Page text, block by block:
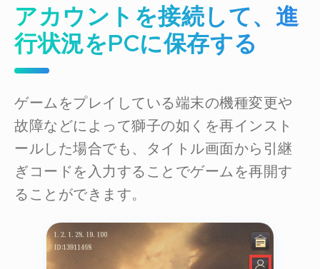
アカウントを接続して、進
行状況をPCに保存する
ゲームをプレイしている端末の機種変更や
故障などによって獅子の如くを再インスト
ールした場合でも、タイトル画面から引継
ぎコードを入力することでゲームを再開す
ることができます。